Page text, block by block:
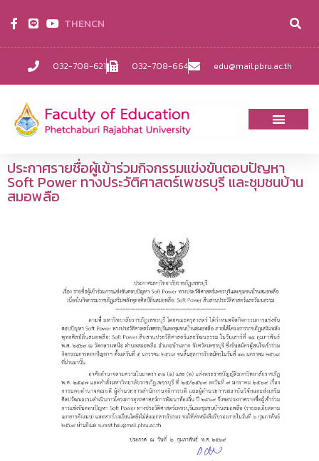
032-708-621 032-708-664 edu@mail.pbru.ac.th
THENCN
ประกาศรายชื่อผู้เข้าร่วมกิจกรรมแข่งขันตอบปัญหา
Soft Power ทางประวัติศาสตร์เพชรบุรี และชุมชนบ้าน
สมอพลือ